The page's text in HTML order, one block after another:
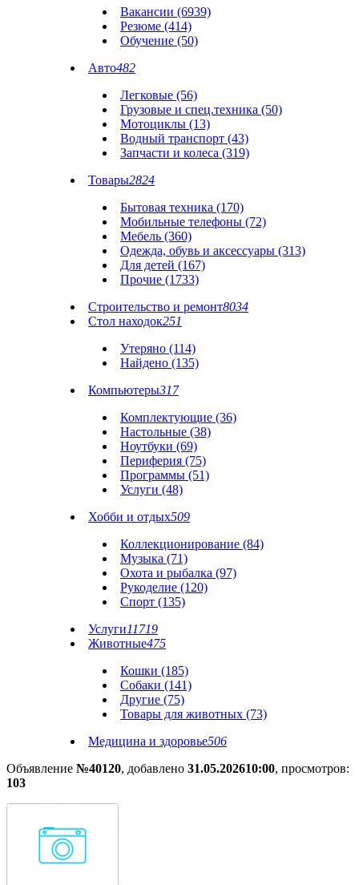
Вакансии (6939)
Резюме (414)
Обучение (50)
Авто482
Легковые (56)
Грузовые и спец.техника (50)
Мотоциклы (13)
Водный транспорт (43)
Запчасти и колеса (319)
Товары2824
Бытовая техника (170)
Мобильные телефоны (72)
Мебель (360)
Одежда, обувь и аксессуары (313)
Для детей (167)
Прочие (1733)
Строительство и ремонт8034
Стол находок251
Утеряно (114)
Найдено (135)
Компьютеры317
Комплектующие (36)
Настольные (38)
Ноутбуки (69)
Периферия (75)
Программы (51)
Услуги (48)
Хобби и отдых509
Коллекционирование (84)
Музыка (71)
Охота и рыбалка (97)
Рукоделие (120)
Спорт (135)
Услуги11719
Животные475
Кошки (185)
Собаки (141)
Другие (75)
Товары для животных (73)
Медицина и здоровье506
Объявление №40120, добавлено 31.05.202610:00, просмотров:
103